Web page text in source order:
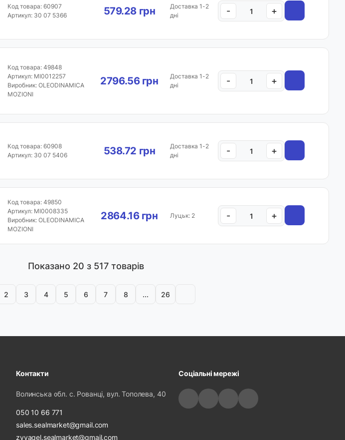
Код товара: 60907
Артикул: 30 07 5366
579.28 грн
Доставка 1-2
дні
- +
Код товара: 49848
Артикул: MI0012257
Виробник: OLEODINAMICA
MOZIONI
2796.56 грн
Доставка 1-2
дні
- +
Код товара: 60908
Артикул: 30 07 5406
538.72 грн
Доставка 1-2
дні
- +
Код товара: 49850
Артикул: MI0008335
Виробник: OLEODINAMICA
MOZIONI
2864.16 грн Луцьк: 2 - +
Показано 20 з 517 товарів
2 3 4 5 6 7 8 ... 26
Контакти
Волинська обл. с. Рованці, вул. Тополева, 40
050 10 66 771
sales.sealmarket@gmail.com
zvyagel.sealmarket@gmail.com
Соціальні мережі